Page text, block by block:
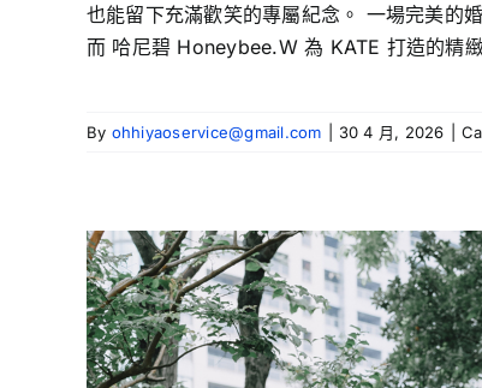
也能留下充滿歡笑的專屬紀念。 一場完美的
而 哈尼碧 Honeybee.W 為 KATE 打造的精
By ohhiyaoservice@gmail.com 30 4 月, 2026